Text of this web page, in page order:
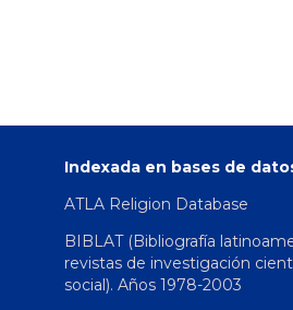
Indexada en bases de
ATLA Religion Database
BIBLAT (Bibliografía
revistas de investigación
social). Años 1978-2003